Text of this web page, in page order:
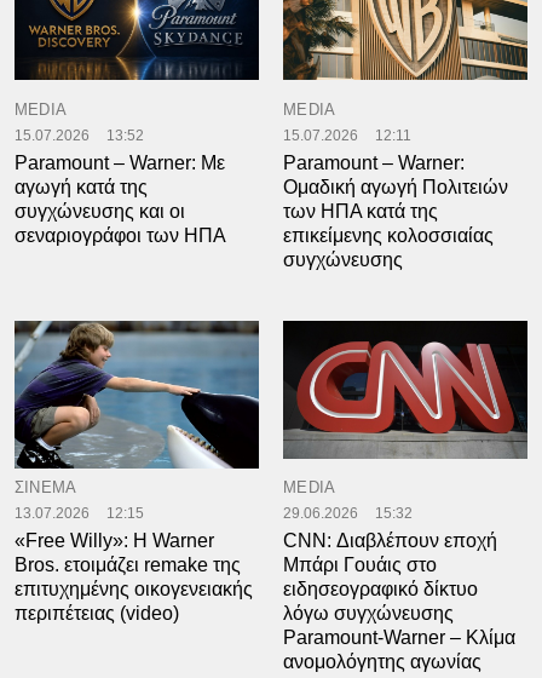
MEDIA
15.07.2026 13:52
Paramount – Warner: Με
αγωγή κατά της
συγχώνευσης και οι
σεναριογράφοι των ΗΠΑ
MEDIA
15.07.2026 12:11
Paramount – Warner:
Ομαδική αγωγή Πολιτειών
των ΗΠΑ κατά της
επικείμενης κολοσσιαίας
συγχώνευσης
ΣΙΝΕΜΑ
13.07.2026 12:15
«Free Willy»: Η Warner
Bros. ετοιμάζει remake της
επιτυχημένης οικογενειακής
περιπέτειας (video)
MEDIA
29.06.2026 15:32
CNN: Διαβλέπουν εποχή
Μπάρι Γουάις στο
ειδησεογραφικό δίκτυο
λόγω συγχώνευσης
Paramount-Warner – Κλίμα
ανομολόγητης αγωνίας